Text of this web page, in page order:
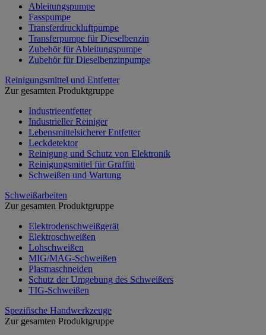
Ableitungspumpe
Fasspumpe
Transferdruckluftpumpe
Transferpumpe für Dieselbenzin
Zubehör für Ableitungspumpe
Zubehör für Dieselbenzinpumpe
Reinigungsmittel und Entfetter
Zur gesamten Produktgruppe
Industrieentfetter
Industrieller Reiniger
Lebensmittelsicherer Entfetter
Leckdetektor
Reinigung und Schutz von Elektronik
Reinigungsmittel für Graffiti
Schweißen und Wartung
Schweißarbeiten
Zur gesamten Produktgruppe
Elektrodenschweißgerät
Elektroschweißen
Lohschweißen
MIG/MAG-Schweißen
Plasmaschneiden
Schutz der Umgebung des Schweißers
TIG-Schweißen
Spezifische Handwerkzeuge
Zur gesamten Produktgruppe